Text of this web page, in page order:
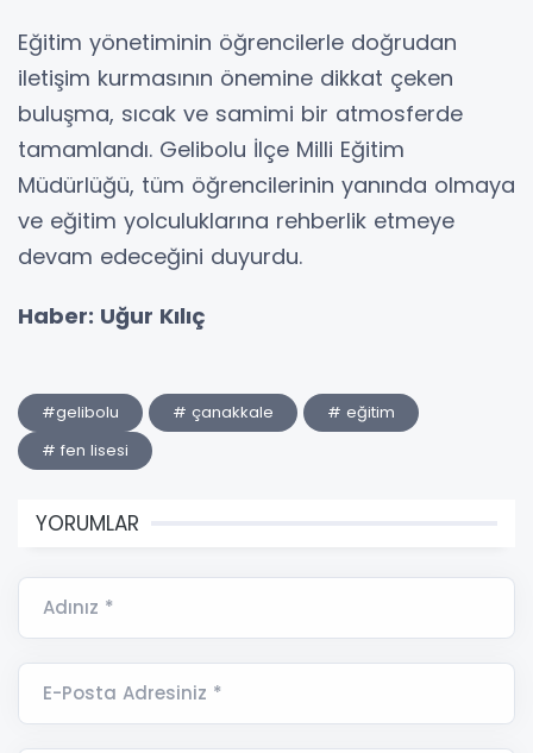
Eğitim yönetiminin öğrencilerle doğrudan
iletişim kurmasının önemine dikkat çeken
buluşma, sıcak ve samimi bir atmosferde
tamamlandı. Gelibolu İlçe Milli Eğitim
Müdürlüğü, tüm öğrencilerinin yanında olmaya
ve eğitim yolculuklarına rehberlik etmeye
devam edeceğini duyurdu.
Haber: Uğur Kılıç
#gelibolu # çanakkale
# eğitim
# fen lisesi
YORUMLAR
Adınız *
E-Posta Adresiniz *